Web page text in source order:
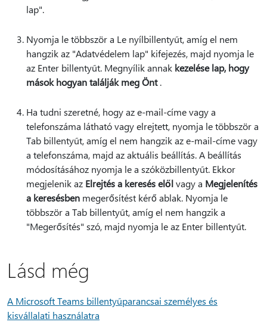
lap".
Nyomja le többször a Le nyílbillentyűt, amíg el nem
hangzik az "Adatvédelem lap" kifejezés, majd nyomja le
az Enter billentyűt. Megnyílik annak kezelése lap, hogy
mások hogyan találják meg Önt.
Ha tudni szeretné, hogy az e-mail-címe vagy a
telefonszáma látható vagy elrejtett, nyomja le többször a
Tab billentyűt, amíg el nem hangzik az e-mail-címe vagy
a telefonszáma, majd az aktuális beállítás. A beállítás
módosításához nyomja le a szóközbillentyűt. Ekkor
megjelenik az Elrejtés a keresés előlvagy a Megjelenítés
a keresésben megerősítést kérő ablak. Nyomja le
többször a Tab billentyűt, amíg el nem hangzik a
"Megerősítés" szó, majd nyomja le az Enter billentyűt.
Lásd még
A Microsoft Teams billentyűparancsai személyes és
kisvállalati használatra